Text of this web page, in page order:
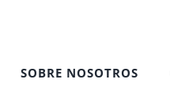
SOBRE NOSOTROS